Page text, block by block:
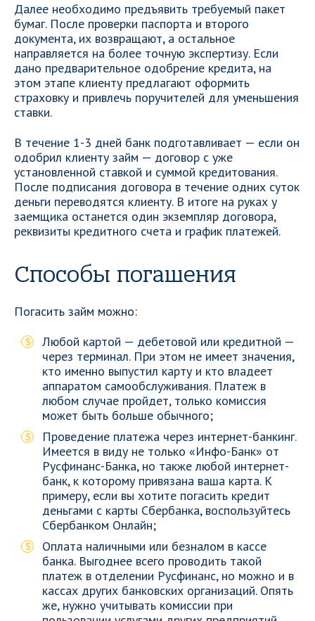
Далее необходимо предъявить требуемый пакет
бумаг. После проверки паспорта и второго
документа, их возвращают, а остальное
направляется на более точную экспертизу. Если
дано предварительное одобрение кредита, на
этом этапе клиенту предлагают оформить
страховку и привлечь поручителей для уменьшения
ставки.
В течение 1-3 дней банк подготавливает — если он
одобрил клиенту займ — договор с уже
установленной ставкой и суммой кредитования.
После подписания договора в течение одних суток
деньги переводятся клиенту. В итоге на руках у
заемщика останется один экземпляр договора,
реквизиты кредитного счета и график платежей.
Способы погашения
Погасить займ можно:
Любой картой — дебетовой или кредитной —
через терминал. При этом не имеет значения,
кто именно выпустил карту и кто владеет
аппаратом самообслуживания. Платеж в
любом случае пройдет, только комиссия
может быть больше обычного;
Проведение платежа через интернет-банкинг.
Имеется в виду не только «Инфо-Банк» от
Русфинанс-Банка, но также любой интернет-
банк, к которому привязана ваша карта. К
примеру, если вы хотите погасить кредит
деньгами с карты Сбербанка, воспользуйтесь
Сбербанком Онлайн;
Оплата наличными или безналом в кассе
банка. Выгоднее всего проводить такой
платеж в отделении Русфинанс, но можно и в
кассах других банковских организаций. Опять
же, нужно учитывать комиссии при